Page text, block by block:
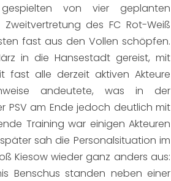
von vier geplanten
des FC Rot-Weiß
fast aus den Vollen schöpfen.
in die Hansestadt gereist, mit
fast alle derzeit aktiven Akteure
andeutete, was in der
PSV am Ende jedoch deutlich mit
Training war einigen Akteuren
sah die Personalsituation im
Kiesow wieder ganz anders aus:
Benschus standen neben einer